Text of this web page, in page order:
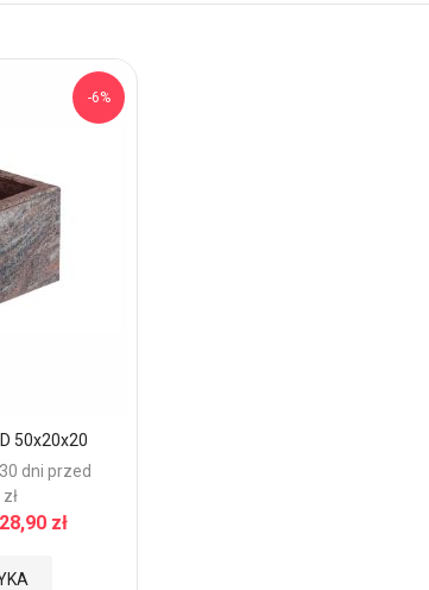
-6%
50x20x20
dni przed
28,90 zł